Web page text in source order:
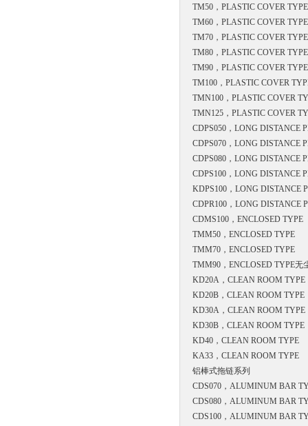
TM50， PLASTIC COVER TYPE
TM60， PLASTIC COVER TYPE
TM70， PLASTIC COVER TYPE
TM80， PLASTIC COVER TYPE
TM90， PLASTIC COVER TYPE
TM100， PLASTIC COVER
TMN100， PLASTIC COVER
TMN125， PLASTIC COVER
CDPS050， LONG DISTANCE
CDPS070， LONG DISTANCE
CDPS080， LONG DISTANCE
CDPS100， LONG DISTANCE
KDPS100， LONG DISTANCE
CDPR100， LONG DISTANCE
CDMS100， ENCLOSED TYPE
TMM50， ENCLOSED TYPE
TMM70， ENCLOSED TYPE
TMM90， ENCLOSED TYPE无
KD20A， CLEAN ROOM TYPE
KD20B， CLEAN ROOM TYPE
KD30A， CLEAN ROOM TYPE
KD30B， CLEAN ROOM TYPE
KD40， CLEAN ROOM TYPE
KA33， CLEAN ROOM TYPE
铝棒式拖链系列
CDS070， ALUMINUM BAR
CDS080， ALUMINUM BAR
CDS100， ALUMINUM BAR